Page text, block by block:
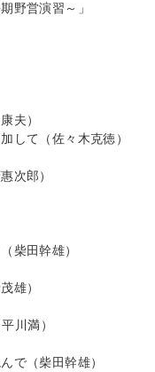
野営演習～」
夫）
して（佐々木克徳）
次郎）
柴田幹雄）
雄）
川満）
で（柴田幹雄）